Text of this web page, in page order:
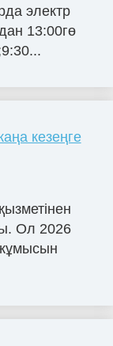
электр
13:00гө
кезеңге
Ол 2026